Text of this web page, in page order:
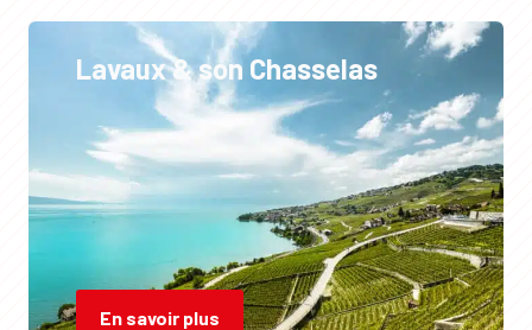
Lavaux & son Chasselas
En savoir plus